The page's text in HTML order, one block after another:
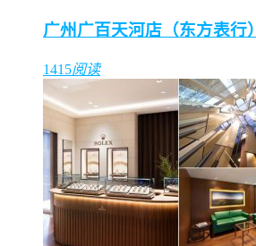
广州广百天河店（东方表行）
1415阅读